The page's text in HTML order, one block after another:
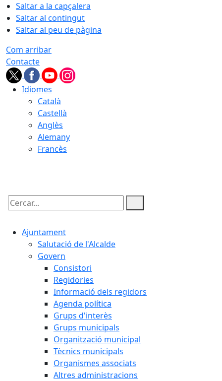
Saltar a la capçalera
Saltar al contingut
Saltar al peu de pàgina
Com arribar
Contacte
Idiomes
Català
Castellà
Anglès
Alemany
Francès
Cercar:
Ajuntament
Salutació de l'Alcalde
Govern
Consistori
Regidories
Informació dels regidors
Agenda política
Grups d'interès
Grups municipals
Organització municipal
Tècnics municipals
Organismes associats
Altres administracions